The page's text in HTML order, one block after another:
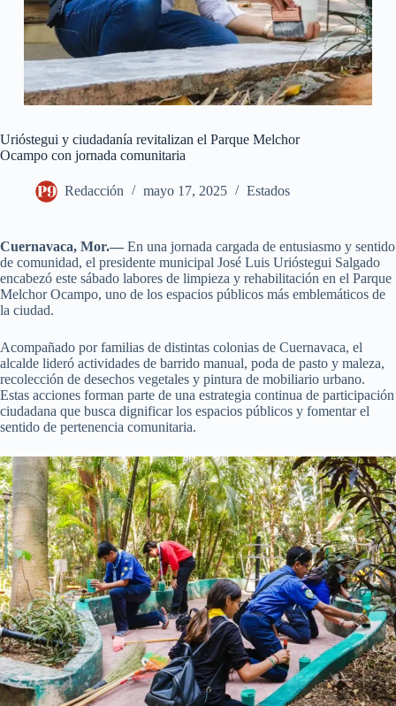
Urióstegui y ciudadanía revitalizan el Parque Melchor
Ocampo con jornada comunitaria
Redacción mayo 17, 2025 Estados
Cuernavaca, Mor.— En una jornada cargada de entusiasmo y sentido
de comunidad, el presidente municipal José Luis Urióstegui Salgado
encabezó este sábado labores de limpieza y rehabilitación en el Parque
Melchor Ocampo, uno de los espacios públicos más emblemáticos de
la ciudad.
Acompañado por familias de distintas colonias de Cuernavaca, el
alcalde lideró actividades de barrido manual, poda de pasto y maleza,
recolección de desechos vegetales y pintura de mobiliario urbano.
Estas acciones forman parte de una estrategia continua de participación
ciudadana que busca dignificar los espacios públicos y fomentar el
sentido de pertenencia comunitaria.